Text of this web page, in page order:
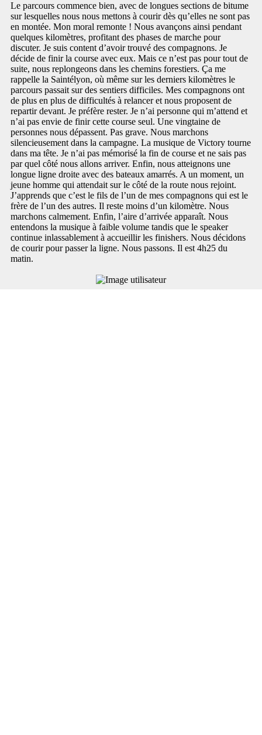
Le parcours commence bien, avec de longues sections de bitume
sur lesquelles nous nous mettons à courir dès qu’elles ne sont pas
en montée. Mon moral remonte ! Nous avançons ainsi pendant
quelques kilomètres, profitant des phases de marche pour
discuter. Je suis content d’avoir trouvé des compagnons. Je
décide de finir la course avec eux. Mais ce n’est pas pour tout de
suite, nous replongeons dans les chemins forestiers. Ça me
rappelle la Saintélyon, où même sur les derniers kilomètres le
parcours passait sur des sentiers difficiles. Mes compagnons ont
de plus en plus de difficultés à relancer et nous proposent de
repartir devant. Je préfère rester. Je n’ai personne qui m’attend et
n’ai pas envie de finir cette course seul. Une vingtaine de
personnes nous dépassent. Pas grave. Nous marchons
silencieusement dans la campagne. La musique de Victory tourne
dans ma tête. Je n’ai pas mémorisé la fin de course et ne sais pas
par quel côté nous allons arriver. Enfin, nous atteignons une
longue ligne droite avec des bateaux amarrés. A un moment, un
jeune homme qui attendait sur le côté de la route nous rejoint.
J’apprends que c’est le fils de l’un de mes compagnons qui est le
frère de l’un des autres. Il reste moins d’un kilomètre. Nous
marchons calmement. Enfin, l’aire d’arrivée apparaît. Nous
entendons la musique à faible volume tandis que le speaker
continue inlassablement à accueillir les finishers. Nous décidons
de courir pour passer la ligne. Nous passons. Il est 4h25 du
matin.